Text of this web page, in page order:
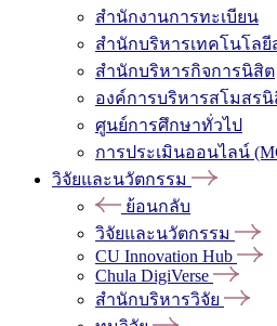
สำนักงานการทะเบียน
สำนักบริหารเทคโนโลยี
สำนักบริหารกิจการนิสิต
องค์การบริหารสโมสร
ศูนย์การศึกษาทั่วไป
การประเมินออนไลน์
วิจัยและนวัตกรรม
ย้อนกลับ
วิจัยและนวัตกรรม
CU Innovation Hub
Chula DigiVerse
สำนักบริหารวิจัย